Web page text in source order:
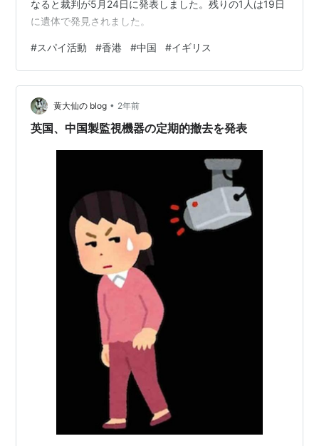
なると裁判が5月24日に発表しました。残りの1人は19日
に遺体で発見されました。
#スパイ活動 #香港 #中国 #イギリス
黄大仙の blog • 2年前
英国、中国製監視機器の定期的撤去を発表